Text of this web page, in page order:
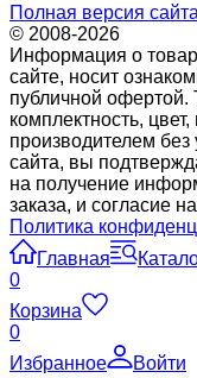
Полная версия сайта
© 2008-2026
Информация о
сайте, носит
публичной офертой.
комплектность,
производителем
сайта, вы
на получение
заказа, и согласие
Политика
Главная
0
Корзина
0
Избранное
Войти